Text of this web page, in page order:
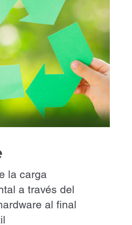
la carga
a través del
al final